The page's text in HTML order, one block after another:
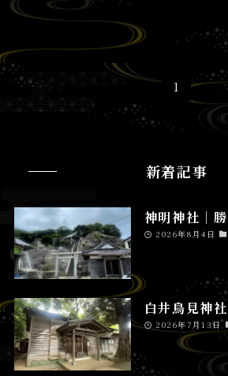
1
新着記事
神明神社│
2026年8月4日
白井鳥見神
2026年7月13日